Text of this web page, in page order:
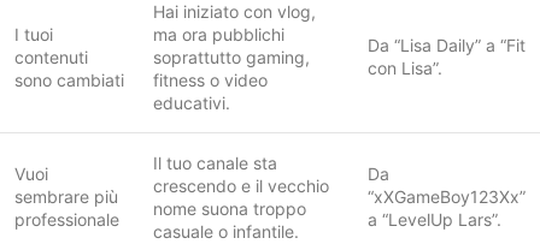
I tuoi
contenuti
sono cambiati
Hai iniziato con vlog,
ma ora pubblichi
soprattutto gaming,
fitness o video
educativi.
Da “Lisa Daily” a “Fit
con Lisa”.
Vuoi
sembrare più
professionale
Il tuo canale sta
crescendo e il vecchio
nome suona troppo
casuale o infantile.
Da
“xXGameBoy123Xx”
a “LevelUp Lars”.